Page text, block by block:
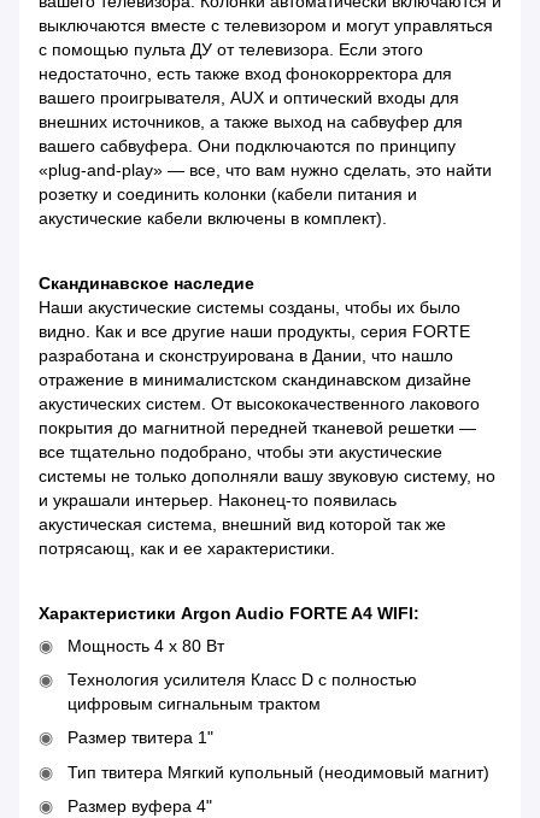
выключаются вместе с телевизором и могут управляться
с помощью пульта ДУ от телевизора. Если этого
недостаточно, есть также вход фонокорректора для
вашего проигрывателя, AUX и оптический входы для
внешних источников, а также выход на сабвуфер для
вашего сабвуфера. Они подключаются по принципу
«plug-and-play» — все, что вам нужно сделать, это найти
розетку и соединить колонки (кабели питания и
акустические кабели включены в комплект).
Скандинавское наследие
Наши акустические системы созданы, чтобы их было
видно. Как и все другие наши продукты, серия FORTE
разработана и сконструирована в Дании, что нашло
отражение в минималистском скандинавском дизайне
акустических систем. От высококачественного лакового
покрытия до магнитной передней тканевой решетки —
все тщательно подобрано, чтобы эти акустические
системы не только дополняли вашу звуковую систему, но
и украшали интерьер. Наконец-то появилась
акустическая система, внешний вид которой так же
потрясающ, как и ее характеристики.
Характеристики Argon Audio FORTE A4 WIFI:
Мощность 4 x 80 Вт
Технология усилителя Класс D с полностью
цифровым сигнальным трактом
Размер твитера 1"
Тип твитера Мягкий купольный (неодимовый магнит)
Размер вуфера 4"